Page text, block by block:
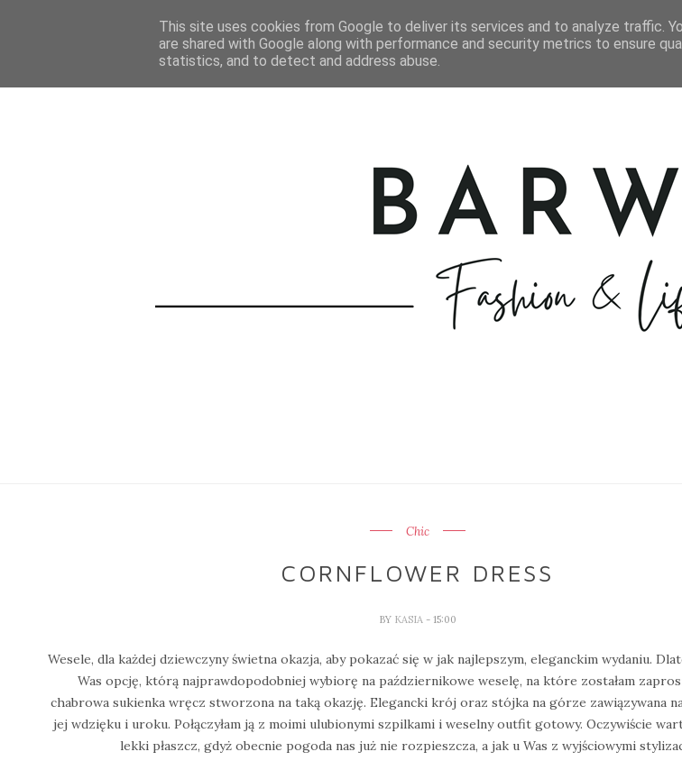
STRONA GŁÓWNA STYLIZACJE KOSMETYKI
Chic
CORNFLOWER DRESS
BY KASIA - 15:00
Wesele, dla każdej dziewczyny świetna okazja, aby pokazać się w jak najlepszym, eleganckim wydaniu.
Was opcję, którą najprawdopodobniej wybiorę na październikowe weselę, na które zostałam
chabrowa sukienka wręcz stworzona na taką okazję. Elegancki krój oraz stójka na górze zawiązywana
jej wdzięku i uroku. Połączyłam ją z moimi ulubionymi szpilkami i weselny outfit gotowy. Oczywiście
lekki płaszcz, gdyż obecnie pogoda nas już nie rozpieszcza, a jak u Was z wyjściowymi
This site uses cookies from Google to deliver its services and to analyze traffic.
are shared with Google along with performance and security metrics to ensure
statistics, and to detect and address abuse.